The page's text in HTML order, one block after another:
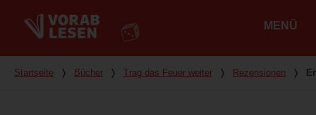
MENÜ
Du bist hier
Startseite ❭ Bücher ❭ Trag das Feuer weiter ❭ Rezensionen ❭